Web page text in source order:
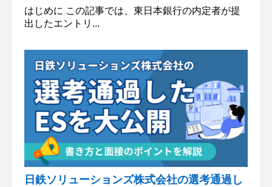
はじめに この記事では、東日本銀行の内定者が提
出したエントリ...
日鉄ソリューションズ株式会社の選考通過し